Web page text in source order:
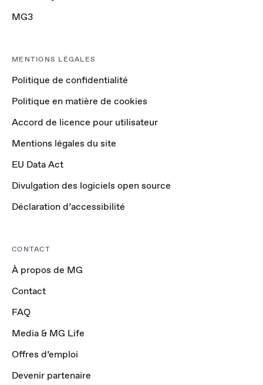
MG3
MENTIONS LÉGALES
Politique de confidentialité
Politique en matière de cookies
Accord de licence pour utilisateur
Mentions légales du site
EU Data Act
Divulgation des logiciels open source
Déclaration d’accessibilité
CONTACT
À propos de MG
Contact
FAQ
Media & MG Life
Offres d’emploi
Devenir partenaire